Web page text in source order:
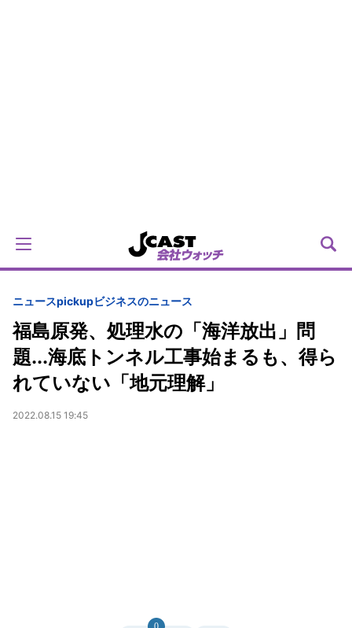
ニュースpickupビジネスのニュース
福島原発、処理水の「海洋放出」問
題...海底トンネル工事始まるも、得ら
れていない「地元理解」
2022.08.15 19:45